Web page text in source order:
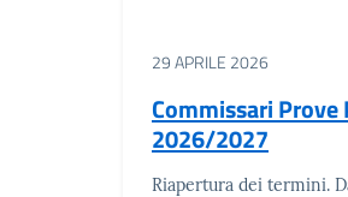
29 APRILE 2026
Commissari
2026/2027
Riapertura dei termini.